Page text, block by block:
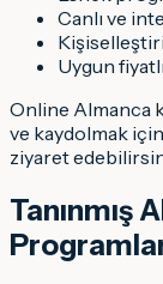
Canlı ve
Uygun
Online Almanca
ve kaydolmak için
ziyaret
Tanınmış